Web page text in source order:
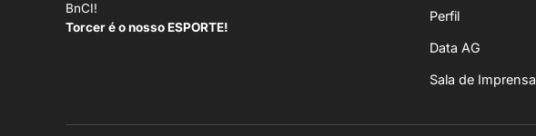
BnCI!
Torcer é o nosso ESPORTE!
Perfil
Data AG
Sala de Imprensa